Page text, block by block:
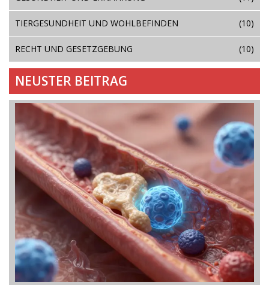
TIERGESUNDHEIT UND WOHLBEFINDEN (10)
RECHT UND GESETZGEBUNG (10)
NEUSTER BEITRAG